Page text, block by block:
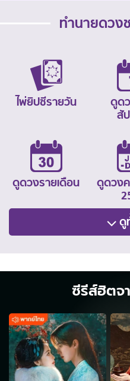
ทำนายดวง
ไพ่ยิปซีรายวัน
ดูด
สั
ดูดวงรายเดือน
ดูดวง
ดู
ซีรีส์ฮิตจ